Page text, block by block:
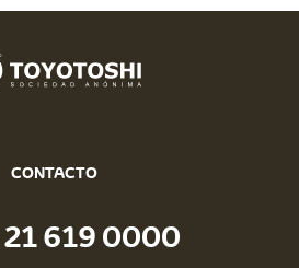
CONTACTO
619 0000